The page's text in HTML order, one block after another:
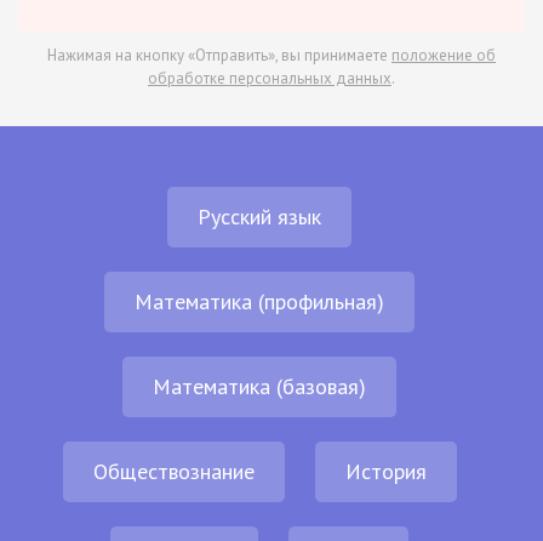
Нажимая на кнопку «Отправить», вы принимаете положение об
обработке персональных данных.
Русский язык
Математика (профильная)
Математика (базовая)
Обществознание История